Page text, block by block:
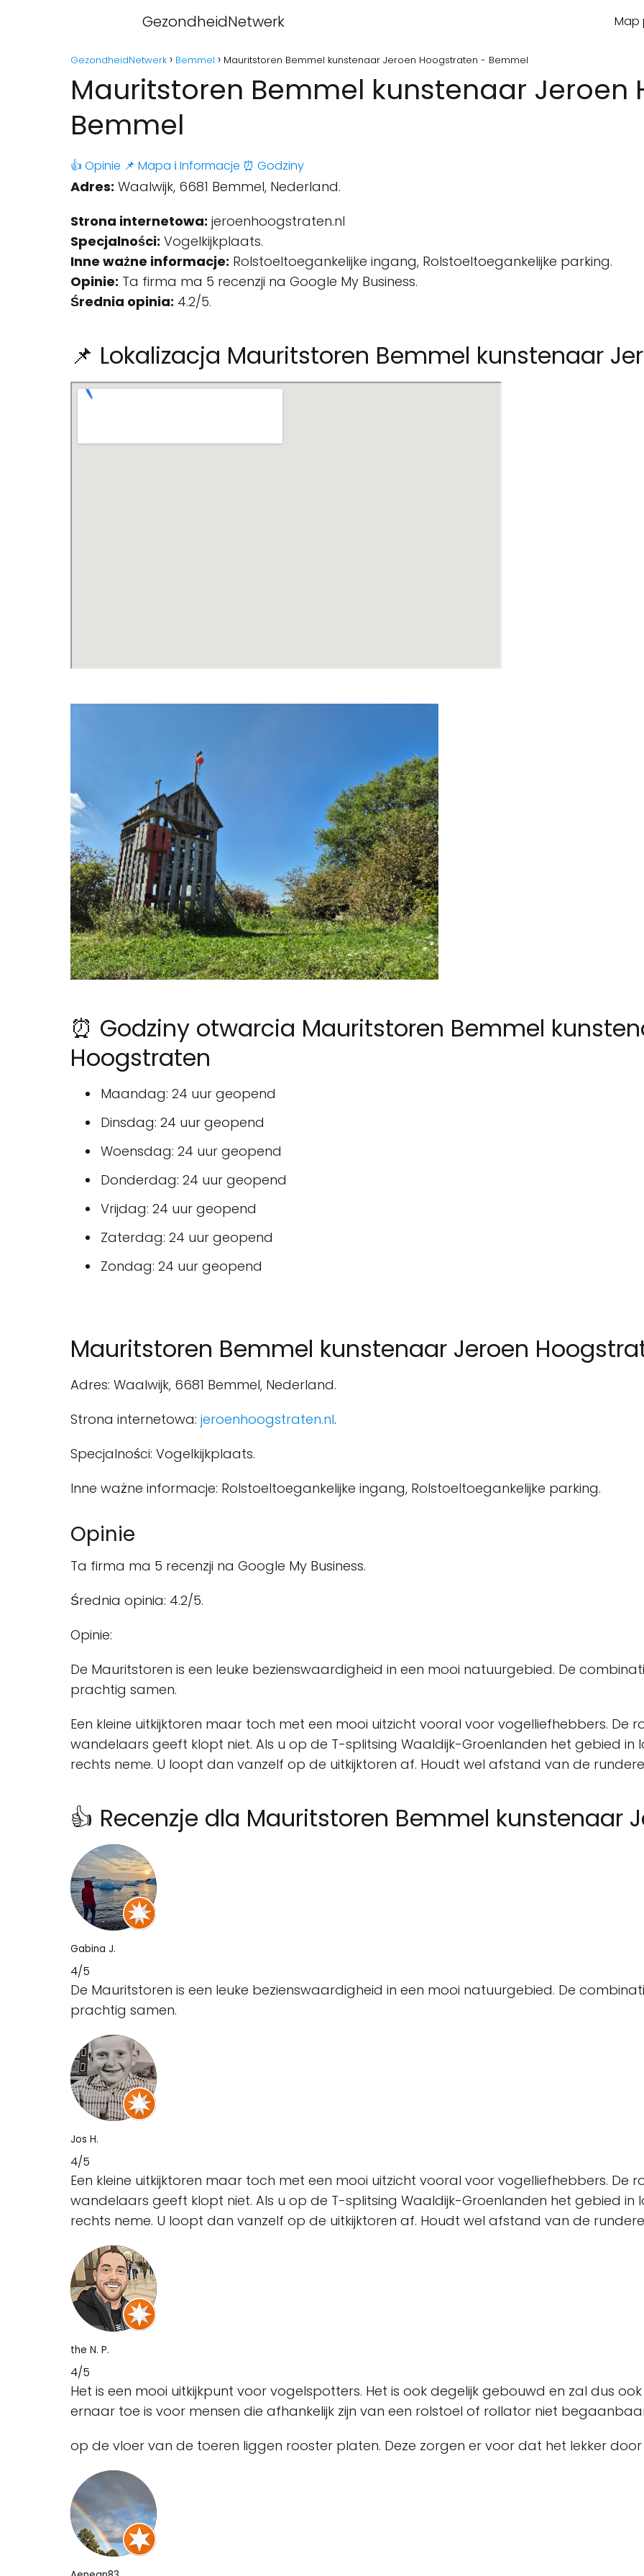
GezondheidNetwerk Map
GezondheidNetwerk Bemmel Mauritstoren Bemmel kunstenaar Jeroen Hoogstraten - Bemmel
Mauritstoren Bemmel kunstenaar
Bemmel
👍 Opinie 📌 Mapa ℹ️ Informacje ⏰ Godziny
Adres: Waalwijk, 6681 Bemmel, Nederland.
Strona internetowa: jeroenhoogstraten.nl
Specjalności: Vogelkijkplaats.
Inne ważne informacje: Rolstoeltoegankelijke ingang, Rolstoeltoegankelijke parking.
Opinie: Ta firma ma 5 recenzji na Google My Business.
Średnia opinia: 4.2/5.
📌 Lokalizacja Mauritstoren Bemmel kunstenaar
⏰ Godziny otwarcia Mauritstoren Bemmel
Hoogstraten
Maandag: 24 uur geopend
Dinsdag: 24 uur geopend
Woensdag: 24 uur geopend
Donderdag: 24 uur geopend
Vrijdag: 24 uur geopend
Zaterdag: 24 uur geopend
Zondag: 24 uur geopend
Mauritstoren Bemmel kunstenaar Jeroen
Adres: Waalwijk, 6681 Bemmel, Nederland.
Strona internetowa: jeroenhoogstraten.nl.
Specjalności: Vogelkijkplaats.
Inne ważne informacje: Rolstoeltoegankelijke ingang, Rolstoeltoegankelijke parking.
Opinie
Ta firma ma 5 recenzji na Google My Business.
Średnia opinia: 4.2/5.
Opinie:
De Mauritstoren is een leuke bezienswaardigheid in een mooi natuurgebied. De
prachtig samen.
Een kleine uitkijktoren maar toch met een mooi uitzicht vooral voor vogelliefhebbers. De
wandelaars geeft klopt niet. Als u op de T-splitsing Waaldijk-Groenlanden het gebied
rechts neme. U loopt dan vanzelf op de uitkijktoren af. Houdt wel afstand van de
👍 Recenzje dla Mauritstoren Bemmel kunstenaar
Gabina J.
4/5
De Mauritstoren is een leuke bezienswaardigheid in een mooi natuurgebied. De
prachtig samen.
Jos H.
4/5
Een kleine uitkijktoren maar toch met een mooi uitzicht vooral voor vogelliefhebbers. De
wandelaars geeft klopt niet. Als u op de T-splitsing Waaldijk-Groenlanden het gebied
rechts neme. U loopt dan vanzelf op de uitkijktoren af. Houdt wel afstand van de
the N. P.
4/5
Het is een mooi uitkijkpunt voor vogelspotters. Het is ook degelijk gebouwd en zal dus
ernaar toe is voor mensen die afhankelijk zijn van een rolstoel of rollator niet
op de vloer van de toeren liggen rooster platen. Deze zorgen er voor dat het lekker